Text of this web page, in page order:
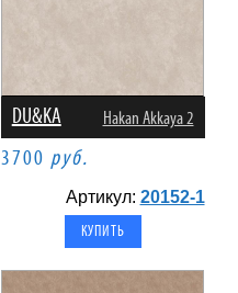
DU&KA Hakan Akkaya 2
3700 руб.
Артикул: 20152-1